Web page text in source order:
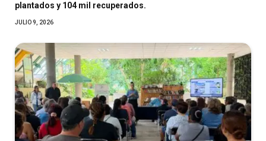
plantados y 104 mil recuperados.
JULIO 9, 2026